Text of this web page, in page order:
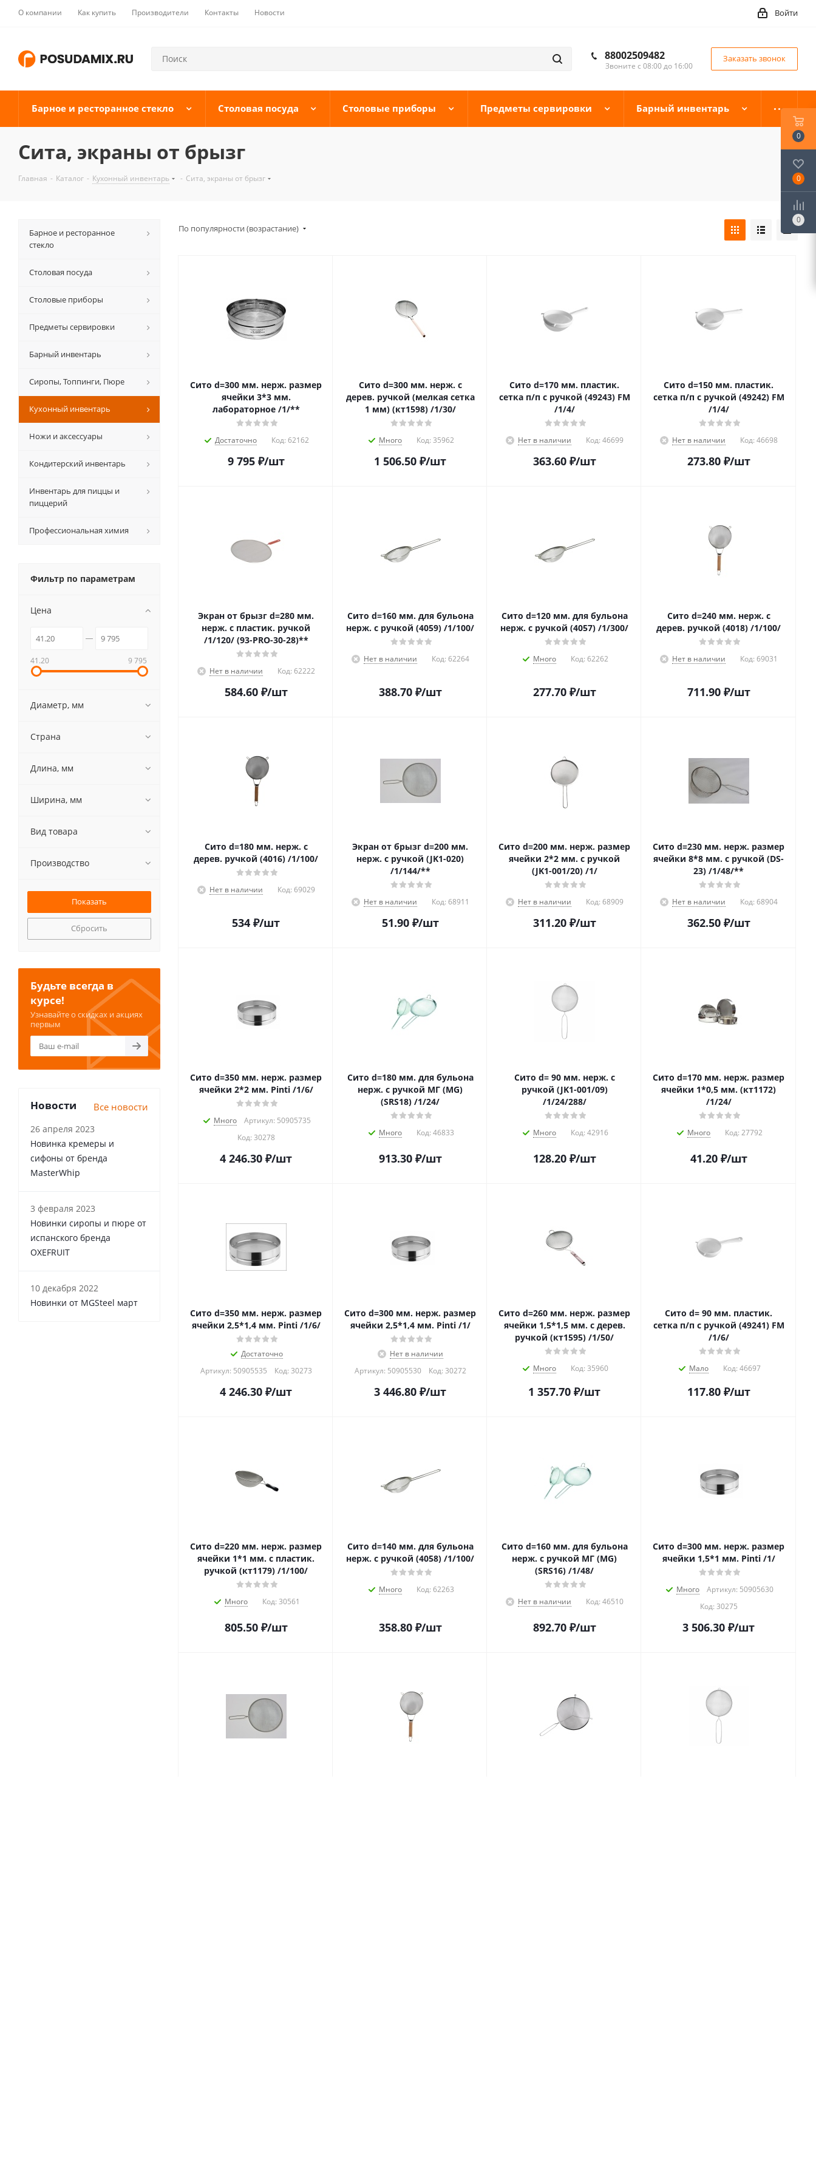
О компании Как купить Производители Контакты Новости Войти
88002509482
Звоните с 08:00 до 16:00
Заказать звонок
Барное и ресторанное стекло Столовая посуда Столовые приборы Предметы сервировки Барный инвентарь
Сита, экраны от брызг
Главная - Каталог - Кухонный инвентарь - Сита, экраны от брызг
По популярности (возрастание)
Сито d=300 мм. нерж. размер
ячейки 3*3 мм.
лабораторное /1/**
Достаточно Код: 62162
9 795₽/шт
Сито d=300 мм. нерж. с
дерев. ручкой (мелкая сетка
1 мм) (кт1598) /1/30/
Много Код: 35962
1 506.50 ₽/шт
Сито d=170 мм. пластик.
сетка п/п с ручкой (49243) FM
/1/4/
Нет в наличии Код: 46699
363.60₽/шт
Сито d=150 мм. пластик.
сетка п/п с ручкой (49242) FM
/1/4/
Нет в наличии Код: 46698
273.80₽/шт
Экран от брызг d=280 мм.
нерж. с пластик. ручкой
/1/120/ (93-PRO-30-28)**
Нет в наличии Код: 62222
584.60₽/шт
Сито d=160 мм. для бульона
нерж. с ручкой (4059) /1/100/
Нет в наличии Код: 62264
388.70₽/шт
Сито d=120 мм. для бульона
нерж. с ручкой (4057) /1/300/
Много Код: 62262
277.70₽/шт
Сито d=240 мм. нерж. с
дерев. ручкой (4018) /1/100/
Нет в наличии Код: 69031
711.90₽/шт
Сито d=180 мм. нерж. с
дерев. ручкой (4016) /1/100/
Нет в наличии Код: 69029
534 ₽/шт
Экран от брызг d=200 мм.
нерж. с ручкой (JK1-020)
/1/144/**
Нет в наличии Код: 68911
51.90₽/шт
Сито d=200 мм. нерж. размер
ячейки 2*2 мм. с ручкой
(JK1-001/20) /1/
Нет в наличии Код: 68909
311.20₽/шт
Сито d=230 мм. нерж. размер
ячейки 8*8 мм. с ручкой (DS-
23) /1/48/**
Нет в наличии Код: 68904
362.50₽/шт
Сито d=350 мм. нерж. размер
ячейки 2*2 мм. Pinti /1/6/
Много
Артикул: 50905735
Код: 30278
4 246.30 ₽/шт
Сито d=180 мм. для бульона
нерж. с ручкой МГ (MG)
(SRS18) /1/24/
Много Код: 46833
913.30₽/шт
Сито d= 90 мм. нерж. с
ручкой (JK1-001/09)
/1/24/288/
Много Код: 42916
128.20₽/шт
Сито d=170 мм. нерж. размер
ячейки 1*0,5 мм. (кт1172)
/1/24/
Много Код: 27792
41.20₽/шт
Сито d=350 мм. нерж. размер
ячейки 2,5*1,4 мм. Pinti /1/6/
Достаточно
Артикул: 50905535
Код: 30273
4 246.30 ₽/шт
Сито d=300 мм. нерж. размер
ячейки 2,5*1,4 мм. Pinti /1/
Нет в наличии
Артикул: 50905530
Код: 30272
3 446.80 ₽/шт
Сито d=260 мм. нерж. размер
ячейки 1,5*1,5 мм. с дерев.
ручкой (кт1595) /1/50/
Много Код: 35960
1 357.70 ₽/шт
Сито d= 90 мм. пластик.
сетка п/п с ручкой (49241) FM
/1/6/
Мало Код: 46697
117.80₽/шт
Сито d=220 мм. нерж. размер
ячейки 1*1 мм. с пластик.
ручкой (кт1179) /1/100/
Много Код: 30561
805.50₽/шт
Сито d=140 мм. для бульона
нерж. с ручкой (4058) /1/100/
Много Код: 62263
358.80₽/шт
Сито d=160 мм. для бульона
нерж. с ручкой МГ (MG)
(SRS16) /1/48/
Нет в наличии Код: 46510
892.70₽/шт
Сито d=300 мм. нерж. размер
ячейки 1,5*1 мм. Pinti /1/
Много
Артикул: 50905630
Код: 30275
3 506.30 ₽/шт
Барное и ресторанное
стекло
Столовая посуда
Столовые приборы
Предметы сервировки
Барный инвентарь
Сиропы, Топпинги, Пюре
Кухонный инвентарь
Ножи и аксессуары
Кондитерский инвентарь
Инвентарь для пиццы и
пиццерий
Профессиональная химия
Фильтр по параметрам
Цена
41.20 9 795
Диаметр, мм
Страна
Длина, мм
Ширина, мм
Вид товара
Производство
Сбросить
Будьте всегда в
курсе!
Узнавайте о скидках и акциях
первым
Новости Все новости
26 апреля 2023
Новинка кремеры и
сифоны от бренда
MasterWhip
3 февраля 2023
Новинки сиропы и пюре от
испанского бренда
OXEFRUIT
10 декабря 2022
Новинки от MGSteel март
0
0
0